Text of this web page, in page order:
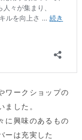
ワークショップの
ました。
に興味のあるもの
ーは充実した